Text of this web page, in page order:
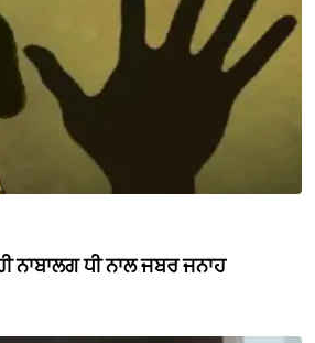
ਨਾਬਾਲਗ ਧੀ ਨਾਲ ਜਬਰ ਜਨਾਹ